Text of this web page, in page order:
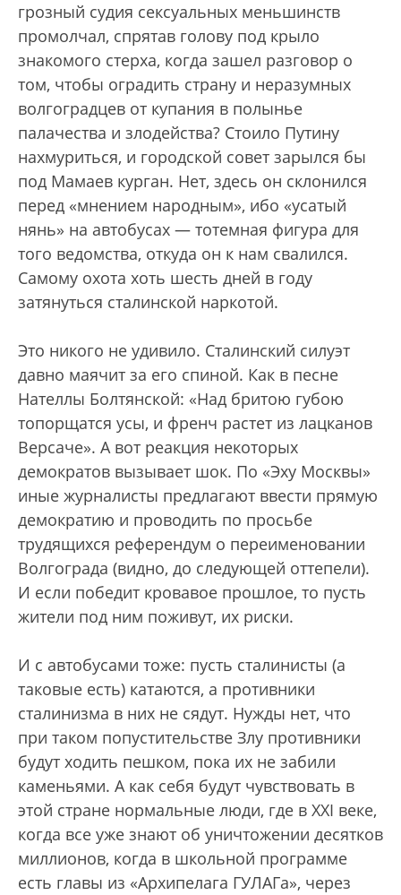
грозный судия сексуальных меньшинств
промолчал, спрятав голову под крыло
знакомого стерха, когда зашел разговор о
том, чтобы оградить страну и неразумных
волгоградцев от купания в полынье
палачества и злодейства? Стоило Путину
нахмуриться, и городской совет зарылся бы
под Мамаев курган. Нет, здесь он склонился
перед «мнением народным», ибо «усатый
нянь» на автобусах — тотемная фигура для
того ведомства, откуда он к нам свалился.
Самому охота хоть шесть дней в году
затянуться сталинской наркотой.
Это никого не удивило. Сталинский силуэт
давно маячит за его спиной. Как в песне
Нателлы Болтянской: «Над бритою губою
топорщатся усы, и френч растет из лацканов
Версаче». А вот реакция некоторых
демократов вызывает шок. По «Эху Москвы»
иные журналисты предлагают ввести прямую
демократию и проводить по просьбе
трудящихся референдум о переименовании
Волгограда (видно, до следующей оттепели).
И если победит кровавое прошлое, то пусть
жители под ним поживут, их риски.
И с автобусами тоже: пусть сталинисты (а
таковые есть) катаются, а противники
сталинизма в них не сядут. Нужды нет, что
при таком попустительстве Злу противники
будут ходить пешком, пока их не забили
каменьями. А как себя будут чувствовать в
этой стране нормальные люди, где в XXI веке,
когда все уже знают об уничтожении десятков
миллионов, когда в школьной программе
есть главы из «Архипелага ГУЛАГа», через